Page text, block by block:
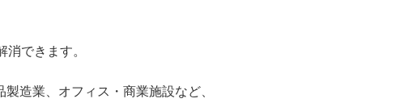
できます。
造業、オフィス・商業施設など、